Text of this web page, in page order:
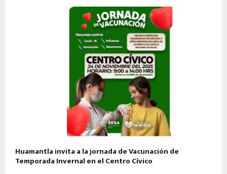
Huamantla invita a la jornada de Vacunación de
Temporada Invernal en el Centro Cívico